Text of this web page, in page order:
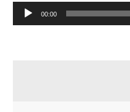
00:00